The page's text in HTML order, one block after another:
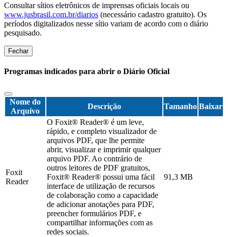
Consultar sítios eletrônicos de imprensas oficiais locais ou
www.jusbrasil.com.br/diarios (necessário cadastro gratuito). Os
períodos digitalizados nesse sítio variam de acordo com o diário
pesquisado.
Fechar
Programas indicados para abrir o Diário Oficial
Nome do
Arquivo
Descrição Tamanho Baixar
Foxit
Reader
O Foxit® Reader® é um leve,
rápido, e completo visualizador de
arquivos PDF, que lhe permite
abrir, visualizar e imprimir qualquer
arquivo PDF. Ao contrário de
outros leitores de PDF gratuitos,
Foxit® Reader® possui uma fácil
interface de utilização de recursos
de colaboração como a capacidade
de adicionar anotações para PDF,
preencher formulários PDF, e
compartilhar informações com as
redes sociais.
91,3 MB